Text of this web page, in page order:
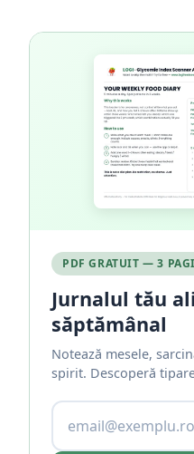
PDF GRATUIT — 3
Jurnalul tău
săptămânal
Notează mesele,
spirit. Descoperă